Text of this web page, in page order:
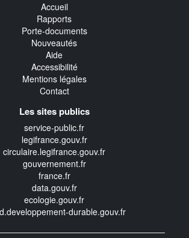
Accueil
Rapports
Porte-documents
Nouveautés
Aide
Accessibilité
Mentions légales
Contact
Les sites publics
service-public.fr
legifrance.gouv.fr
circulaire.legifrance.gouv.fr
gouvernement.fr
france.fr
data.gouv.fr
ecologie.gouv.fr
durable.gouv.fr